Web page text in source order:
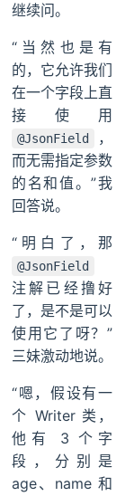
继续问。
“当然也是有
的，它允许我们
在一个字段上直
接使用
@JsonField
，
而无需指定参数
的名和值。”我
回答说。
“明白了，那
@JsonField
注解已经撸好
了，是不是可以
使用它了呀？”
三妹激动地说。
“嗯，假设有一
个 Writer 类，
他有 3 个字
段，分别是
age、name 和